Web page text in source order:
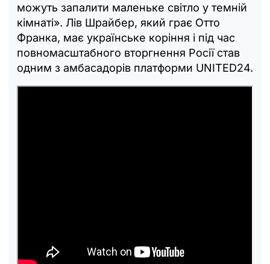
можуть запалити маленьке світло у темній
кімнаті». Лів Шрайбер, який грає Отто
Франка, має українське коріння і під час
повномасштабного вторгнення Росії став
одним з амбасадорів платформи UNITED24.